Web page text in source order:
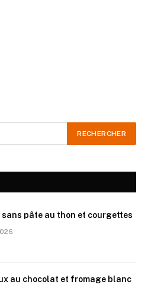
sans pâte au thon et courgettes
au chocolat et fromage blanc